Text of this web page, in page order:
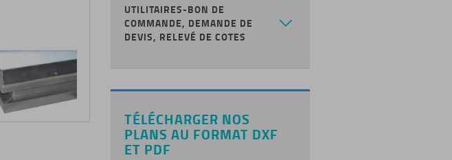
UTILITAIRES-BON DE
COMMANDE, DEMANDE DE
DEVIS, RELEVÉ DE COTES
TÉLÉCHARGER NOS
PLANS AU FORMAT DXF
ET PDF